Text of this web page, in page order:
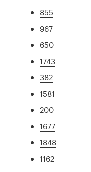
855
967
650
1743
382
1581
200
1677
1848
1162